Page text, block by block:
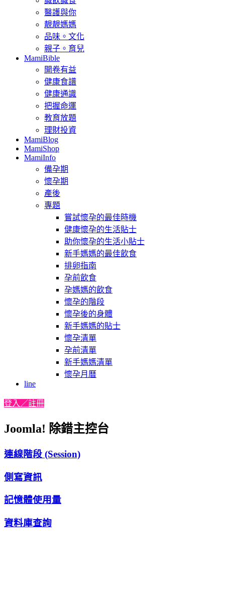
醫護與你
靚靚媽媽
品味。文化
親子。育兒
MamiBible
開卷有益
健康食譜
健康通識
把握命運
教育放題
理財投資
MamiBlog
MamiShop
MamiInfo
備孕期
懷孕期
產後
專題
嘗試懷孕的最佳時機
健康懷孕的生活貼士
助你懷孕的生活小貼士
新手媽媽的最佳飲食
排卵指南
孕前飲食
孕媽媽的飲食
懷孕的階段
懷孕後的身體
新手媽媽的貼士
懷孕清單
孕前清單
新手媽媽清單
懷孕月曆
line
登入／註冊
Joomla! 除錯主控台
連線階段 (Session)
側寫資訊
記憶體使用量
資料庫查詢